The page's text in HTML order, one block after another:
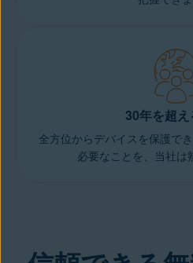
30年を超
全方位からデバイスを保護で
必要なことを、当社は